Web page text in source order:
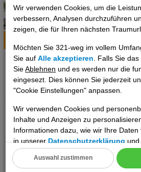
Wir verwenden Cookies, um die
verbessern, Analysen durchzuführen
zeigen, die für Ihren nächsten
Möchten Sie 321-weg im vollem
Sie aufAlle akzeptieren . Falls Sie
SieAblehnen und es werden nur die
eingesezt. Dies können Sie jederzeit
"Cookie Einstellungen" anpassen.
Wir verwenden Cookies und
Inhalte und Anzeigen zu
Informationen dazu, wie wir Ihre
in unsererDatenschutzerklärung
Datenschutz- und
Cookie Einstellungen
Auswahl zustimmen
Ort:Buenos Aires, Provinz
Klima zum
Das erwartet Sie: Argenta Suites
Lage & Umgebung Das Aparthotel liegt
Friedens, im Herzen des Viertels
Zentrum der Hauptstadt. Das
Häuserblock vom Geschäftsviertel
in der Nähe der U-Bahnlinie D. Vom